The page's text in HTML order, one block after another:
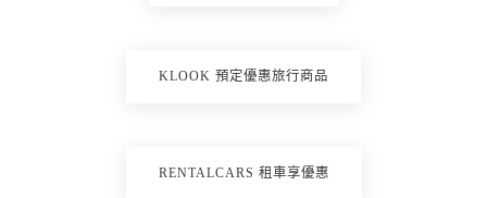
KLOOK 預定優惠旅行商品
RENTALCARS 租車享優惠